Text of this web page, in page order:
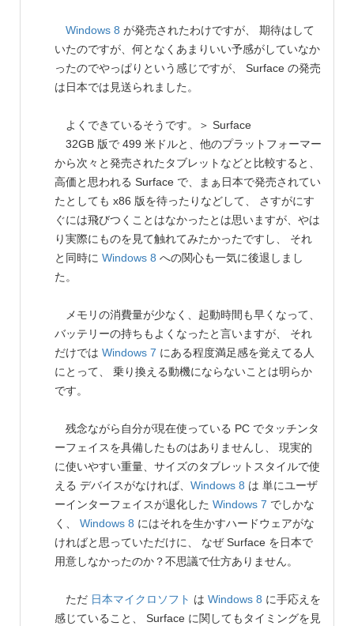
Windows 8 が発売されたわけですが、 期待はして
いたのですが、何となくあまりいい予感がしていなか
ったのでやっぱりという感じですが、 Surface の発売
は日本では見送られました。
よくできているそうです。＞ Surface
32GB 版で 499 米ドルと、他のプラットフォーマー
から次々と発売されたタブレットなどと比較すると、
高価と思われる Surface で、まぁ日本で発売されてい
たとしても x86 版を待ったりなどして、 さすがにす
ぐには飛びつくことはなかったとは思いますが、やは
り実際にものを見て触れてみたかったですし、 それ
と同時に Windows 8 への関心も一気に後退しまし
た。
メモリの消費量が少なく、起動時間も早くなって、
バッテリーの持ちもよくなったと言いますが、 それ
だけでは Windows 7 にある程度満足感を覚えてる人
にとって、 乗り換える動機にならないことは明らか
です。
残念ながら自分が現在使っている PC でタッチンタ
ーフェイスを具備したものはありませんし、 現実的
に使いやすい重量、サイズのタブレットスタイルで使
える デバイスがなければ、 Windows 8 は 単にユーザ
ーインターフェイスが退化した Windows 7 でしかな
く、 Windows 8 にはそれを生かすハードウェアがな
ければと思っていただけに、 なぜ Surface を日本で
用意しなかったのか？不思議で仕方ありません。
ただ 日本マイクロソフト は Windows 8 に手応えを
感じていること、 Surface に関してもタイミングを見